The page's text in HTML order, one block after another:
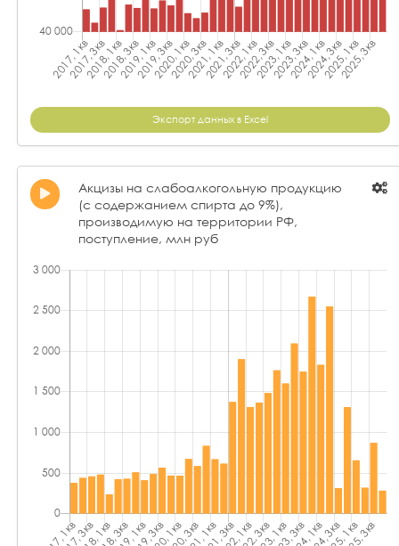
Экспорт данных в Excel
Акцизы на слабоалкогольную продукцию
(с содержанием спирта до 9%),
производимую на территории РФ,
поступление, млн руб